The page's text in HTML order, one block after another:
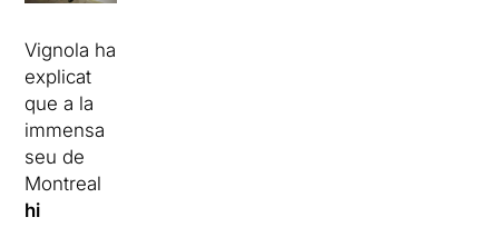
Vignola ha
explicat
que a la
immensa
seu de
Montreal
hi